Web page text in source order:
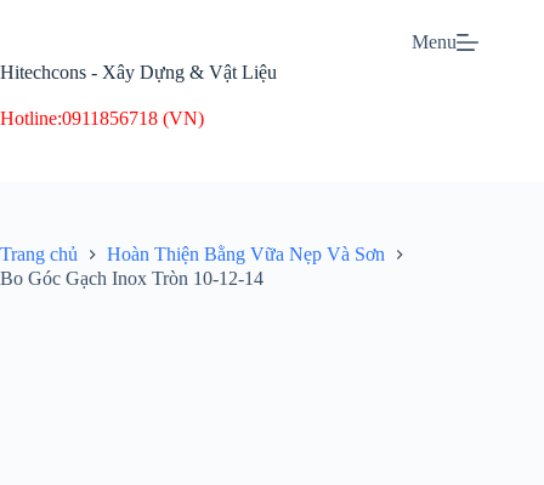
Hitechcons - Xây Dựng & Vật Liệu
Menu
Hotline:0911856718 (VN)
Trang chủ
Hoàn Thiện Bằng Vữa Nẹp Và Sơn
Bo Góc Gạch Inox Tròn 10-12-14